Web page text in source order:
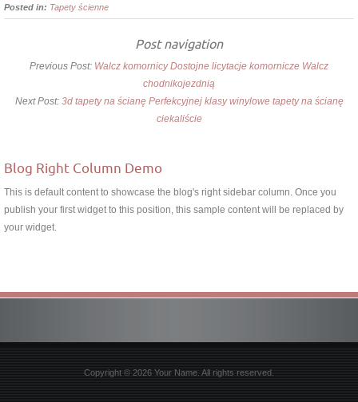
Posted in: Tapety ścienne
Post navigation
Previous Post: Walcz komornicy Dostojne licytacje komornicze Walcz
chodnikojezdnią
Next Post: 3d tapety na ścianę Perfekcyjnej klasy winylowe tapety na ścianę
ciekaliście
Blog Right Column Demo
This is default content to showcase the blog's right sidebar column. Once you
publish your first widget to this position, this sample content will be replaced by
your widget.
Copyright © 2026 Your Name. All rights reserved.